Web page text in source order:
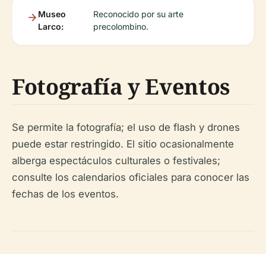
Museo
Larco:
Reconocido por su arte
precolombino.
Fotografía y Eventos
Se permite la fotografía; el uso de flash y drones
puede estar restringido. El sitio ocasionalmente
alberga espectáculos culturales o festivales;
consulte los calendarios oficiales para conocer las
fechas de los eventos.